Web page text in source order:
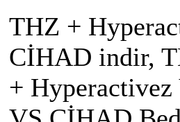
THZ +
CİHAD indir,
+